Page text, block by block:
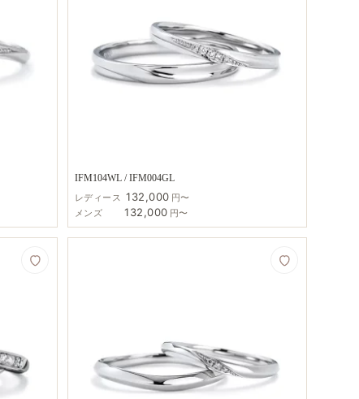
IFM104WL / IFM004GL
レディース 132,000 円〜
メンズ
132,000 円〜